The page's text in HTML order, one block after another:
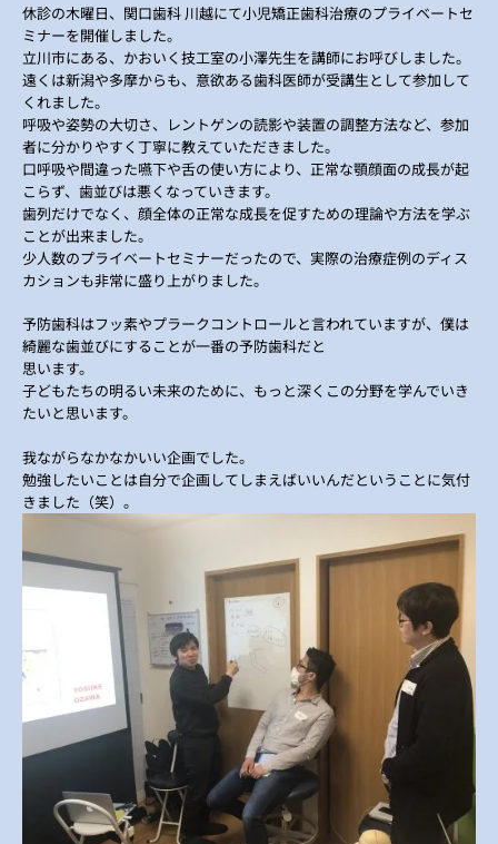
休診の木曜日、関口歯科 川越にて小児矯正歯科治療のプライベートセ
ミナーを開催しました。
立川市にある、かおいく技工室の小澤先生を講師にお呼びしました。
遠くは新潟や多摩からも、意欲ある歯科医師が受講生として参加して
くれました。
呼吸や姿勢の大切さ、レントゲンの読影や装置の調整方法など、参加
者に分かりやすく丁寧に教えていただきました。
口呼吸や間違った嚥下や舌の使い方により、正常な顎顔面の成長が起
こらず、歯並びは悪くなっていきます。
歯列だけでなく、顔全体の正常な成長を促すための理論や方法を学ぶ
ことが出来ました。
少人数のプライベートセミナーだったので、実際の治療症例のディス
カションも非常に盛り上がりました。
予防歯科はフッ素やプラークコントロールと言われていますが、僕は
綺麗な歯並びにすることが一番の予防歯科だと
思います。
子どもたちの明るい未来のために、もっと深くこの分野を学んでいき
たいと思います。
我ながらなかなかいい企画でした。
勉強したいことは自分で企画してしまえばいいんだということに気付
きました（笑）。